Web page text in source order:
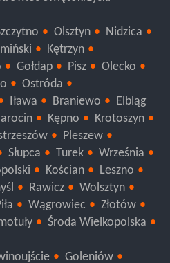
Olsztyn
Kętrzyn
Gołdap Pisz
Ostróda
Iława Braniewo
Elbląg
Kępno
Krotoszyn
Pleszew
Słupca Turek
Września
Kościan
Leszno
Rawicz
Wolsztyn
Wągrowiec
Złotów